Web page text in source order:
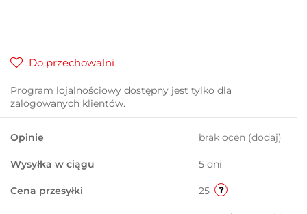
Do przechowalni
Program lojalnościowy dostępny jest tylko dla
zalogowanych klientów.
Opinie brak ocen (dodaj)
Wysyłka w ciągu 5 dni
Cena przesyłki 25